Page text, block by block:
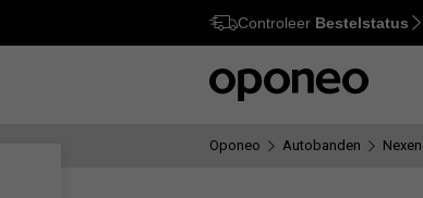
Ctrl M
Controleer Bestelstatus
Oponeo Autobanden Nexen